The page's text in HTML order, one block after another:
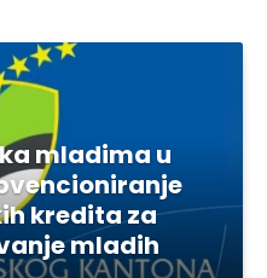
mladima u
kredita za
mladih